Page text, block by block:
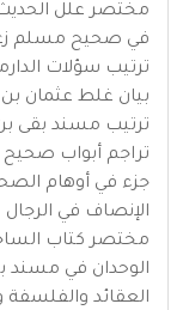
مختصر علل
في صحيح مسلم
ترتيب سؤلات
بيان غلط عثمان
ترتيب مسند بقى
تراجم أبواب صحيح
جزء في أوهام
الإنصاف في الرجال
مختصر كتاب
الوحدان في مسند
العقائد